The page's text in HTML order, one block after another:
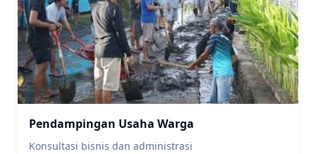
Pendampingan Usaha Warga
Konsultasi bisnis dan administrasi